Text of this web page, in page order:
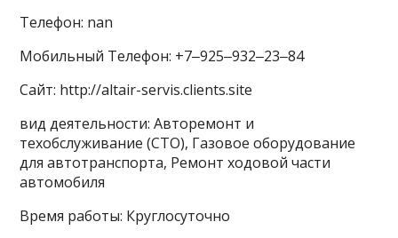
Телефон: nan
Мобильный Телефон: +7‒925‒932‒23‒84
Сайт: http://altair-servis.clients.site
вид деятельности: Авторемонт и
техобслуживание (СТО), Газовое оборудование
для автотранспорта, Ремонт ходовой части
автомобиля
Время работы: Круглосуточно